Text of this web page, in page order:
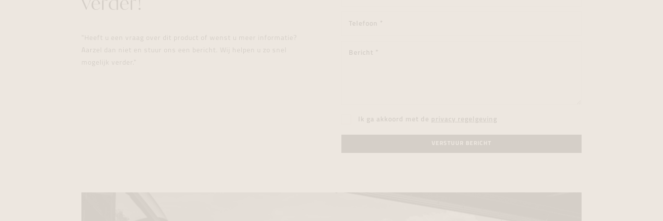
verder!
"Heeft u een vraag over dit product of wenst u meer informatie?
Aarzel dan niet en stuur ons een bericht. Wij helpen u zo snel
mogelijk verder."
Ik ga akkoord met de privacy regelgeving
VERSTUUR BERICHT